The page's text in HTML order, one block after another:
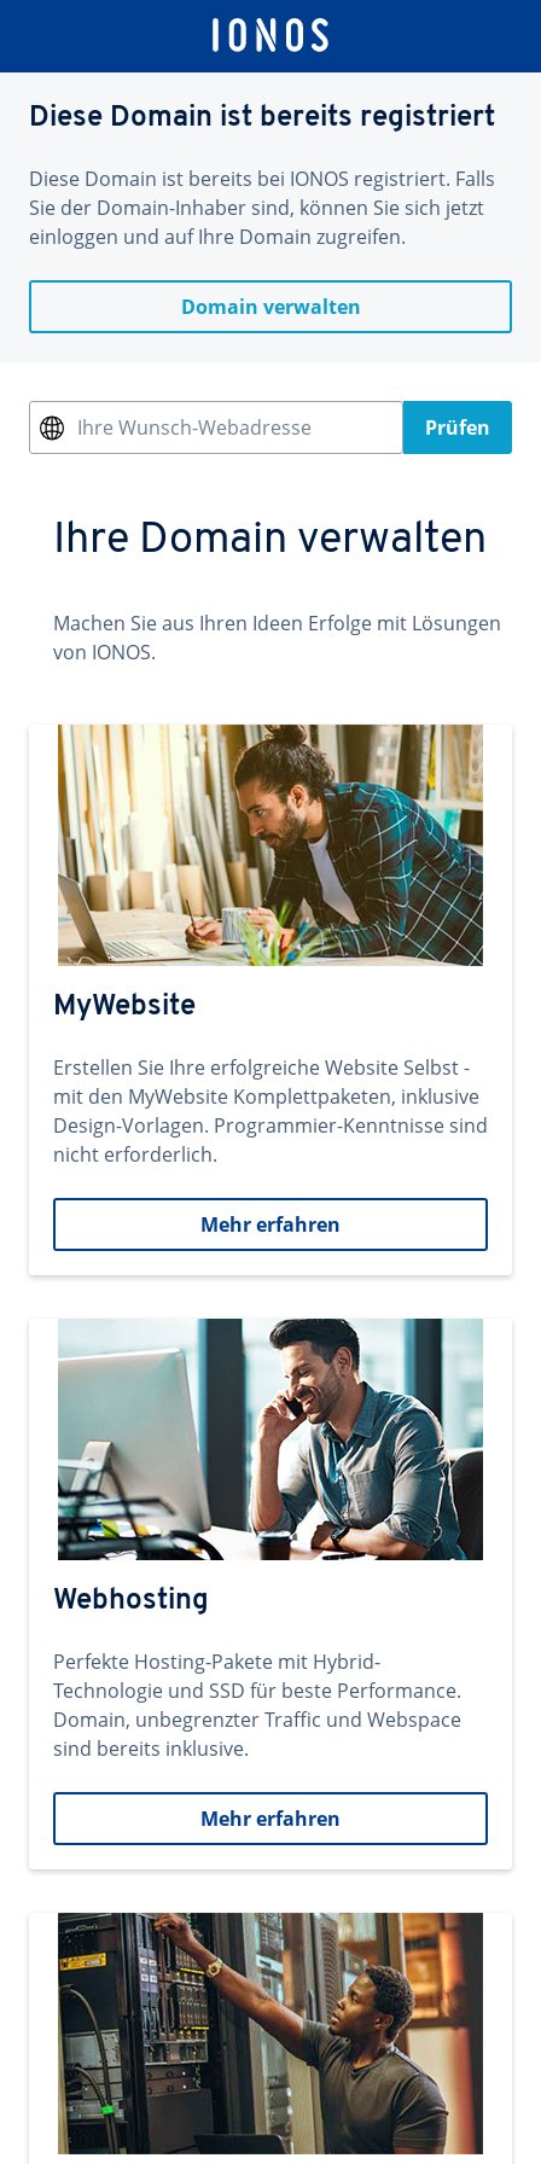
Diese Domain ist bereits registriert
Diese Domain ist bereits bei IONOS registriert. Falls
Sie der Domain-Inhaber sind, können Sie sich jetzt
einloggen und auf Ihre Domain zugreifen.
Domain verwalten
Ihre Wunsch-Webadresse Prüfen
Ihre Domain verwalten
Machen Sie aus Ihren Ideen Erfolge mit Lösungen
von IONOS.
MyWebsite
Erstellen Sie Ihre erfolgreiche Website Selbst -
mit den MyWebsite Komplettpaketen, inklusive
Design-Vorlagen. Programmier-Kenntnisse sind
nicht erforderlich.
Mehr erfahren
Webhosting
Perfekte Hosting-Pakete mit Hybrid-
Technologie und SSD für beste Performance.
Domain, unbegrenzter Traffic und Webspace
sind bereits inklusive.
Mehr erfahren